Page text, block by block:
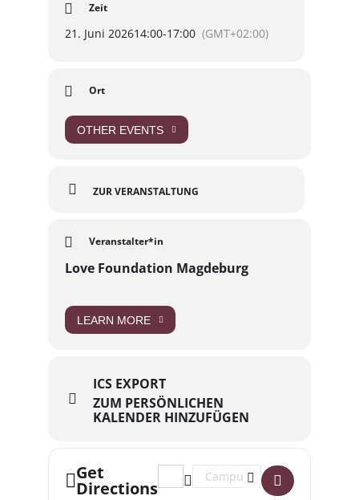
2-0 TBA
Diese Veranstaltung ist nur möglich, durch die
rechtsextreme Spinner.
Wir freuen uns auf euch ❤️💫
by @mariusjopen
Zeit
21. Juni 202614:00-17:00 (GMT+02:00)
Ort
OTHER EVENTS
ZUR VERANSTALTUNG
Veranstalter*in
Love Foundation Magdeburg
LEARN MORE
ICS EXPORT
ZUM PERSÖNLICHEN
KALENDER HINZUFÜGEN
Get
Directions
Address - Campus de la Musique []
Destination Address -